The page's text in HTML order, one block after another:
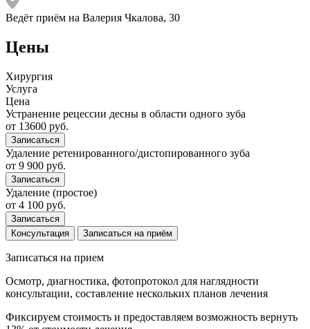
Ведёт приём на Валерия Чкалова, 30
Цены
Хирургия
Услуга
Цена
Устранение рецессии десны в области одного зуба
от 13600 руб.
Записаться
Удаление ретенированного/дистопированного зуба
от 9 900 руб.
Записаться
Удаление (простое)
от 4 100 руб.
Записаться
Консультация
Записаться на приём
Записаться на прием
Осмотр, диагностика, фотопротокол для наглядности
консультации, составление нескольких планов лечения
Фиксируем стоимость и предоставляем возможность вернуть